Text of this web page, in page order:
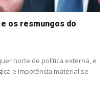
os resmungos do
norte de política externa, e
e impotência material se